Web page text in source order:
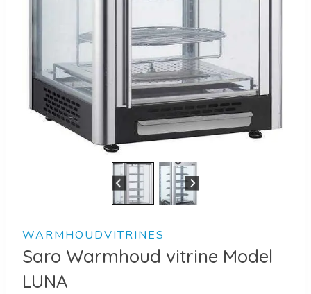
WARMHOUDVITRINES
Saro Warmhoud vitrine Model
LUNA